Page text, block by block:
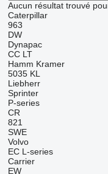
Aucun résultat trouvé
Caterpillar
963
DW
Dynapac
CC LT
Hamm Kramer
5035 KL
Liebherr
Sprinter
P-series
CR
821
SWE
Volvo
EC L-series
Carrier
EW